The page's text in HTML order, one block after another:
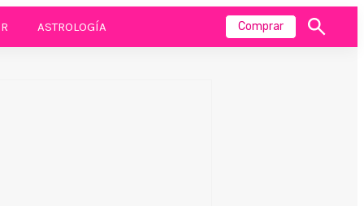
ASTROLOGÍA Comprar
Mostrar